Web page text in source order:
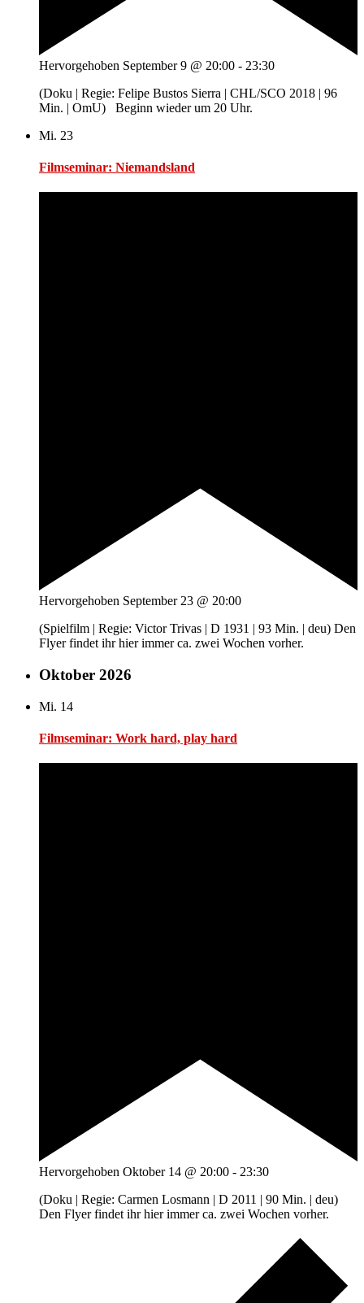
Hervorgehoben September 9 @ 20:00 - 23:30
(Doku | Regie: Felipe Bustos Sierra | CHL/SCO 2018 | 96
Min. | OmU) Beginn wieder um 20 Uhr.
Mi. 23
Filmseminar: Niemandsland
Hervorgehoben September 23 @ 20:00
(Spielfilm | Regie: Victor Trivas | D 1931 | 93 Min. | deu) Den
Flyer findet ihr hier immer ca. zwei Wochen vorher.
Oktober 2026
Mi. 14
Filmseminar: Work hard, play hard
Hervorgehoben Oktober 14 @ 20:00 - 23:30
(Doku | Regie: Carmen Losmann | D 2011 | 90 Min. | deu)
Den Flyer findet ihr hier immer ca. zwei Wochen vorher.